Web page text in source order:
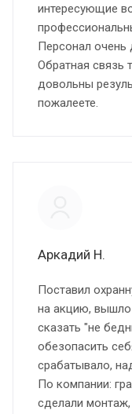
интересующие
Персонал очень
Обратная связь
довольны
пожалеете.
Аркадий Н.
Поставил
на акцию,
сказать "не
обезопасить
срабатывало,
По компании:
сделали